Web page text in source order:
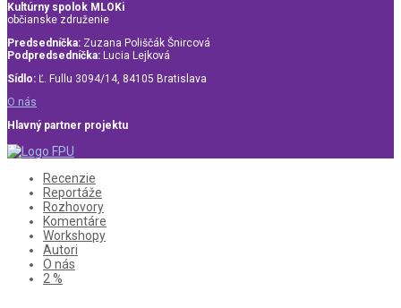
Kultúrny spolok MLOKi
občianske združenie
Predsedníčka: Zuzana Poliščák Šnircová
Podpredsedníčka: Lucia Lejková
Sídlo: Ľ. Fullu 3094/14, 84105 Bratislava
O nás
Hlavný partner projektu
Recenzie
Reportáže
Rozhovory
Komentáre
Workshopy
Autori
O nás
2 %